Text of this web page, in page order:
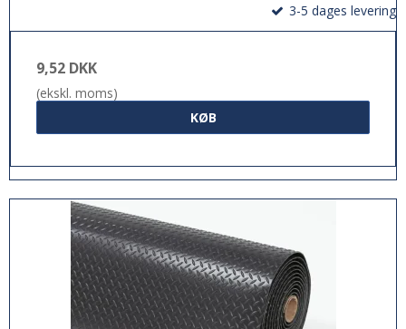
3-5 dages levering
9,52 DKK
(ekskl. moms)
KØB